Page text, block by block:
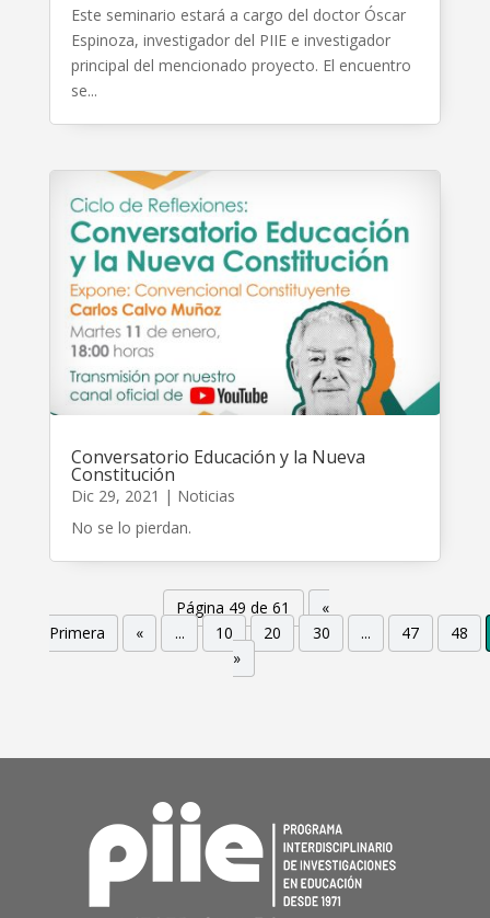
Este seminario estará a cargo del doctor Óscar
Espinoza, investigador del PIIE e investigador
principal del mencionado proyecto. El encuentro
se...
Conversatorio Educación y la Nueva
Constitución
Dic 29, 2021 | Noticias
No se lo pierdan.
Página 49 de 61
«
Primera
« ... 10 20 30 ... 47
48
»